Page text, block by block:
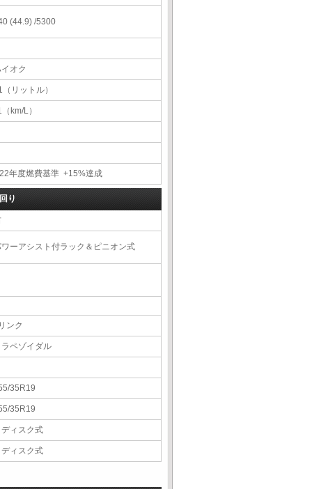
(44.9) /5300
オク
（リットル）
km/L）
年度燃費基準 +15%達成
り
ーアシスト付ラック＆ピニオン式
ンク
ペゾイダル
35R19
35R19
ィスク式
ィスク式